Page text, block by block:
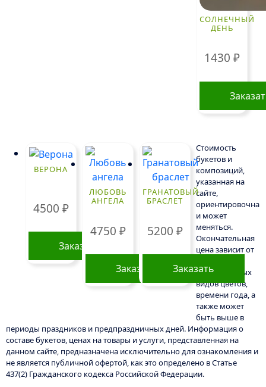
СОЛНЕЧНЫЙ
ДЕНЬ
1430 ₽
ВЕРОНА
4500 ₽
Заказать
ЛЮБОВЬ
АНГЕЛА
4750 ₽
Заказать
ГРАНАТОВЫЙ
БРАСЛЕТ
5200 ₽
Заказать
Стоимость
букетов и
композиций,
указанная на
сайте,
ориентировочна
и может
меняться.
Окончательная
цена зависит от
определенных
видов цветов,
времени года, а
также может
быть выше в
периоды праздников и предпраздничных дней. Информация о
составе букетов, ценах на товары и услуги, представленная на
данном сайте, предназначена исключительно для ознакомления и
не является публичной офертой, как это определено в Статье
437(2) Гражданского кодекса Российской Федерации.